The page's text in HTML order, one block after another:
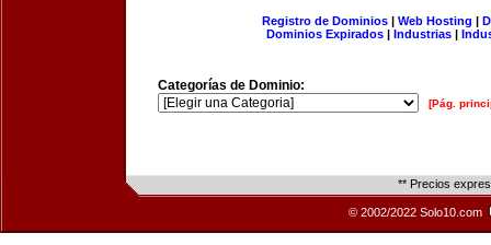
Registro de Dominios| Web Hosting |
Dominios Expirados | Industrias |
Categorías de Dominio:
[Pág.
** Precios
© 2002/2022 Solo10.com